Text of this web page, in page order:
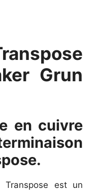
Grun
en cuivre
Transpose est un